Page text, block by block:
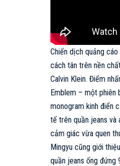
Chiến dịch quảng cáo
cách tân trên nền
Calvin Klein. Điểm
Emblem – một phiên
monogram kinh điển
tế trên quần jeans và
cảm giác vừa quen
Mingyu cũng giới
quần jeans ống đứng